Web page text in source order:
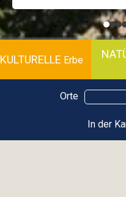
KULTURELLE Erbe
Orte
In der